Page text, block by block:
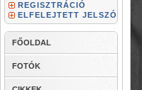
REGISZTRÁCIÓ
ELFELEJTETT JELSZÓ
FŐOLDAL
FOTÓK